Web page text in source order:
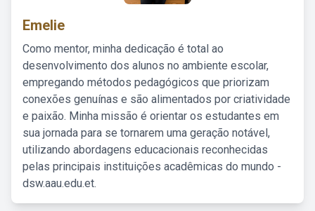
Emelie
Como mentor, minha dedicação é total ao
desenvolvimento dos alunos no ambiente escolar,
empregando métodos pedagógicos que priorizam
conexões genuínas e são alimentados por criatividade
e paixão. Minha missão é orientar os estudantes em
sua jornada para se tornarem uma geração notável,
utilizando abordagens educacionais reconhecidas
pelas principais instituições acadêmicas do mundo -
dsw.aau.edu.et.